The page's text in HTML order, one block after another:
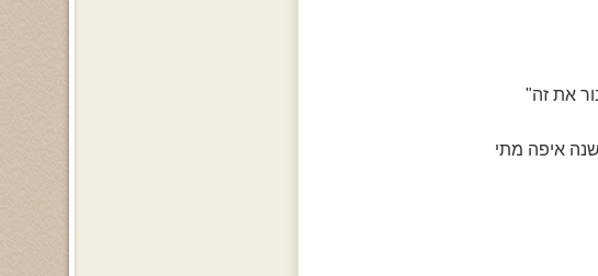
את זה"
איפה מתי